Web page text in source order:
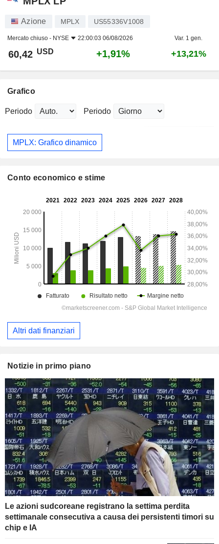
Azione MPLX US55336V1008
Mercato chiuso - NYSE 22:00:03 06/08/2026 Var. 1 gen.
60,42 USD +1,91% +13,21%
Grafico
Periodo Periodo
MPLX: Grafico dinamico
Conto economico e stime
Altri dati finanziari
Notizie in primo piano
Le azioni sudcoreane registrano la settima perdita
settimanale consecutiva a causa dei persistenti timori su
chip e IA